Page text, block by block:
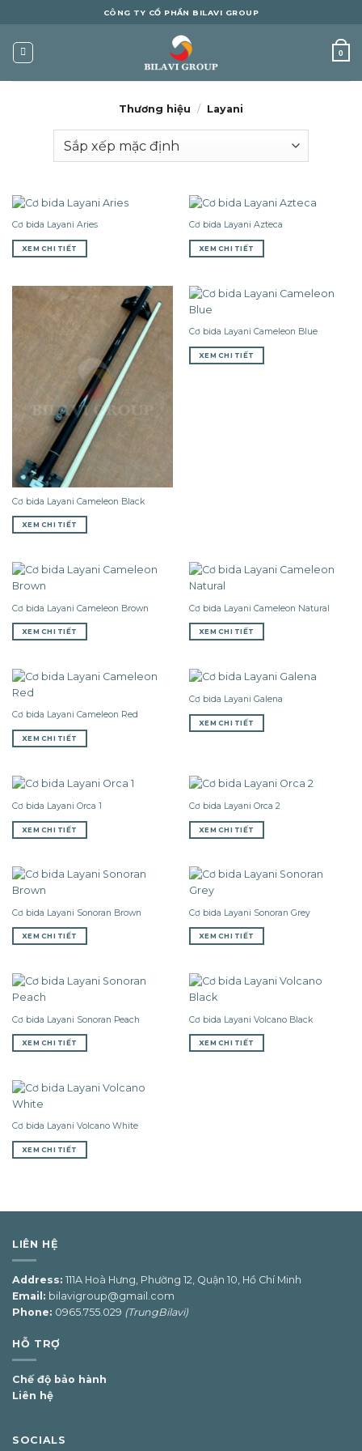
content
CÔNG TY CỔ PHẦN BILAVI GROUP
0
Thương hiệu / Layani
Cơ bida Layani Aries
XEM CHI TIẾT
Cơ bida Layani Azteca
XEM CHI TIẾT
Cơ bida Layani Cameleon Black
XEM CHI TIẾT
Cơ bida Layani Cameleon Blue
XEM CHI TIẾT
Cơ bida Layani Cameleon Brown
XEM CHI TIẾT
Cơ bida Layani Cameleon Natural
XEM CHI TIẾT
Cơ bida Layani Cameleon Red
XEM CHI TIẾT
Cơ bida Layani Galena
XEM CHI TIẾT
Cơ bida Layani Orca 1
XEM CHI TIẾT
Cơ bida Layani Orca 2
XEM CHI TIẾT
Cơ bida Layani Sonoran Brown
XEM CHI TIẾT
Cơ bida Layani Sonoran Grey
XEM CHI TIẾT
Cơ bida Layani Sonoran Peach
XEM CHI TIẾT
Cơ bida Layani Volcano Black
XEM CHI TIẾT
Cơ bida Layani Volcano White
XEM CHI TIẾT
LIÊN HỆ
Address: 111A Hoà Hưng, Phường 12, Quận 10, Hồ Chí Minh
Email: bilavigroup@gmail.com
Phone: 0965.755.029 (TrungBilavi)
HỖ TRỢ
Chế độ bảo hành
Liên hệ
SOCIALS